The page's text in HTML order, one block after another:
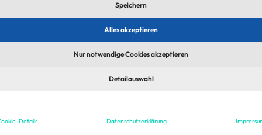
Jobs & Arbeitgeber in der
Speichern
Alles akzeptieren
Nur notwendige Cookies akzeptieren
Detailauswahl
Details Datenschutzerklärung